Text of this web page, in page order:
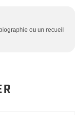
ou un recueil